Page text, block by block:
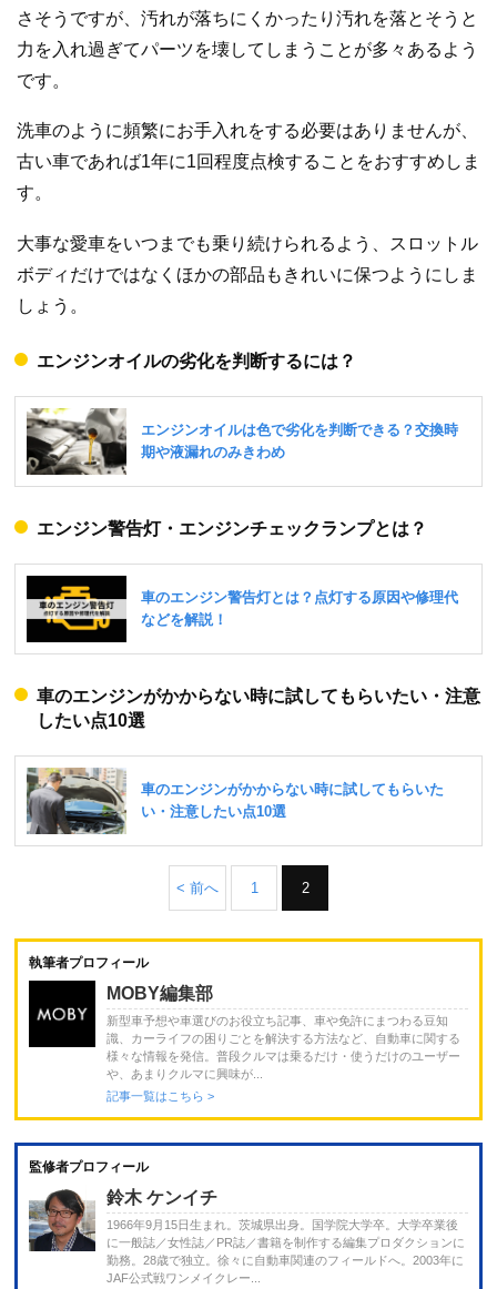
さそうですが、汚れが落ちにくかったり汚れを落とそうと
力を入れ過ぎてパーツを壊してしまうことが多々あるよう
です。
洗車のように頻繁にお手入れをする必要はありませんが、
古い車であれば1年に1回程度点検することをおすすめしま
す。
大事な愛車をいつまでも乗り続けられるよう、スロットル
ボディだけではなくほかの部品もきれいに保つようにしま
しょう。
エンジンオイルの劣化を判断するには？
エンジン警告灯・エンジンチェックランプとは？
車のエンジンがかからない時に試してもらいたい・注意
したい点10選
< 前へ 1 2
執筆者プロフィール
MOBY編集部
新型車予想や車選びのお役立ち記事、車や免許にまつわる豆知
識、カーライフの困りごとを解決する方法など、自動車に関する
様々な情報を発信。普段クルマは乗るだけ・使うだけのユーザー
や、あまりクルマに興味が...
記事一覧はこちら >
監修者プロフィール
鈴木 ケンイチ
1966年9月15日生まれ。茨城県出身。国学院大学卒。大学卒業後
に一般誌／女性誌／PR誌／書籍を制作する編集プロダクションに
勤務。28歳で独立。徐々に自動車関連のフィールドへ。2003年に
JAF公式戦ワンメイクレー...